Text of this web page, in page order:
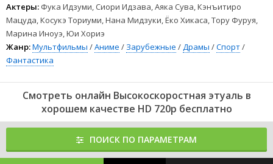
Актеры: Фука Идзуми, Сиори Идзава, Аяка Сува, Кэнъитиро
Мацуда, Косукэ Ториуми, Нана Мидзуки, Ёко Хикаса, Тору Фуруя,
Марина Иноуэ, Юи Хориэ
Жанр:Мультфильмы /Аниме / Зарубежные /Драмы /Спорт/
Фантастика
Смотреть онлайн Высокоскоростная этуаль в
хорошем качестве HD 720p бесплатно
ПОИСК ПО ПАРАМЕТРАМ